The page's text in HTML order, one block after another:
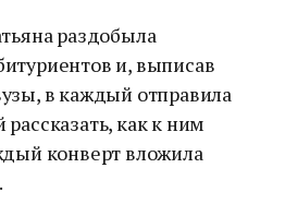
раздобыла
и, выписав
в каждый отправила
как к ним
конверт вложила